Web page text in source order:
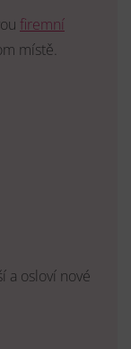
firemní
místě.
a osloví nové